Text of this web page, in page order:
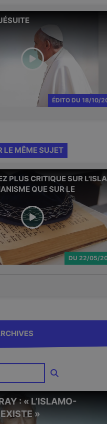
ÉDITO DU 18/10/
LE MÊME SUJET
PLUS CRITIQUE SUR
QUE SUR LE
DU 22/05/
: « L’ISLAMO-
»